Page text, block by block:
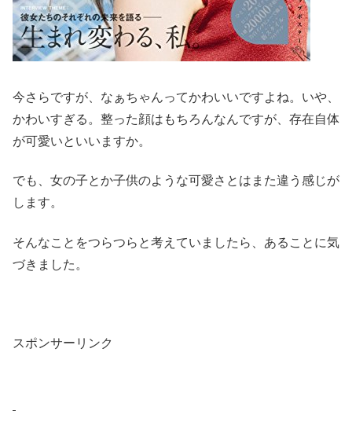
今さらですが、なぁちゃんってかわいいですよね。いや、
かわいすぎる。整った顔はもちろんなんですが、存在自体
が可愛いといいますか。
でも、女の子とか子供のような可愛さとはまた違う感じが
します。
そんなことをつらつらと考えていましたら、あることに気
づきました。
スポンサーリンク